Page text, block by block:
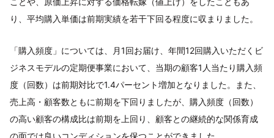
り、平均購入単価は前期実績を若干下回る程度に収まりました。
「購入頻度」については、月1回お届け、年間12回購入いただくビ
ジネスモデルの定期便事業において、当期の顧客1人当たり購入頻
度（回数）は前期対比で1.4パーセント増加となりました。また、
売上高・顧客数ともに前期を下回りましたが、購入頻度（回数）
の高い顧客の構成比は前期を上回り、顧客との継続的な関係育成